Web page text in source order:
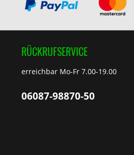
RÜCKRUFSERVICE
erreichbar Mo-Fr 7.00-19.00
06087-98870-50